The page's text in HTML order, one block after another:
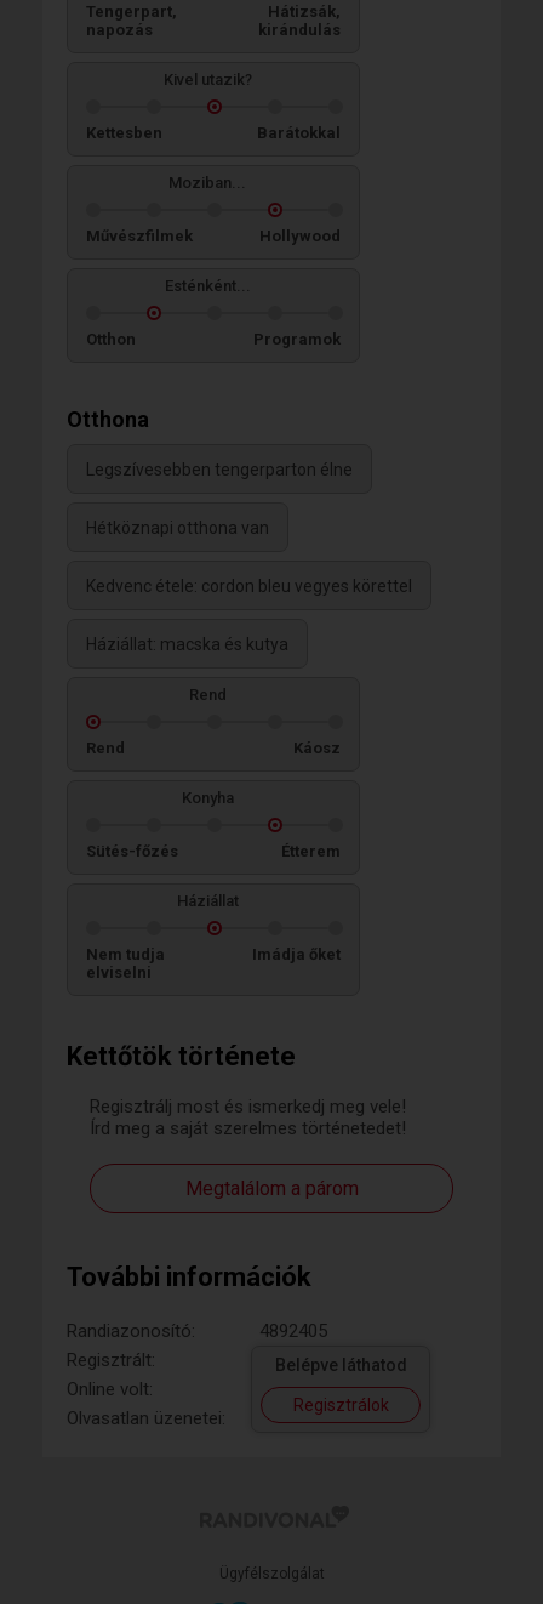
Kettőtök története
Regisztrálj most és ismerkedj meg vele!
Írd meg a saját szerelmes történetedet!
Megtalálom a párom
További információk
Randiazonosító:
4892405
Regisztrált:
Online volt:
Olvasatlan üzenetei:
Belépve láthatod
Regisztrálok
Tengerpart,
napozás
Hátizsák,
kirándulás
Kivel utazik?
Kettesben Barátokkal
Moziban...
Művészfilmek Hollywood
Esténként...
Otthon Programok
Otthona
Legszívesebben tengerparton élne
Hétköznapi otthona van
Kedvenc étele: cordon bleu vegyes körettel
Háziállat: macska és kutya
Rend
Rend Káosz
Konyha
Sütés-főzés Étterem
Háziállat
Nem tudja
elviselni
Imádja őket
Ügyfélszolgálat